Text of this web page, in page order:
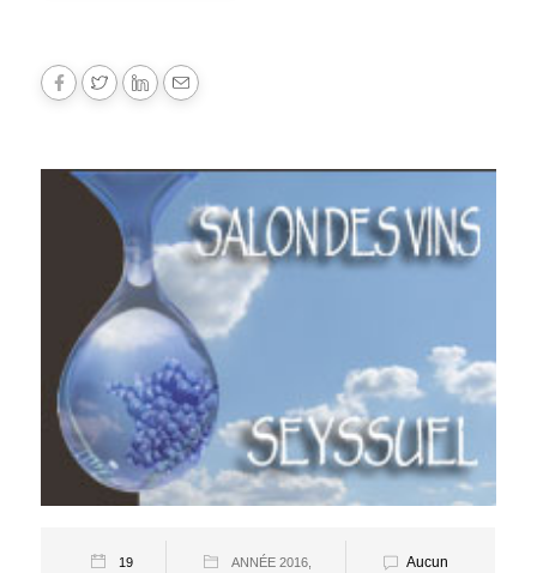
19
ANNÉE 2016
Aucun